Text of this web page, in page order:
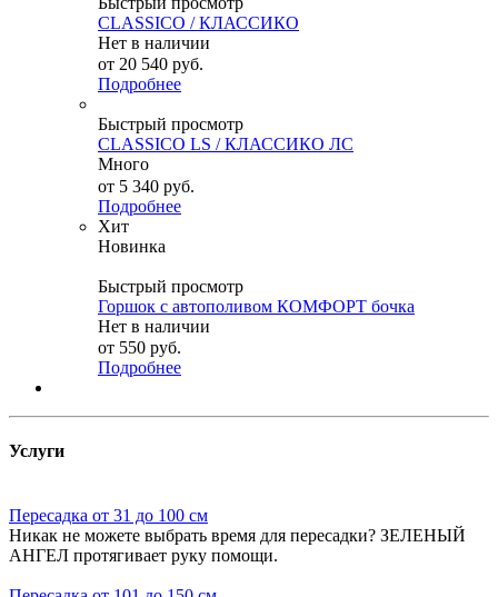
CLASSICO / КЛАССИКО
Нет в наличии
от 20 540 руб.
Подробнее
Быстрый просмотр
CLASSICO LS / КЛАССИКО ЛС
Много
от 5 340 руб.
Подробнее
Хит
Новинка
Быстрый просмотр
Горшок с автополивом КОМФОРТ бочка
Нет в наличии
от 550 руб.
Подробнее
Услуги
Пересадка от 31 до 100 см
Никак не можете выбрать время для пересадки? ЗЕЛЕНЫЙ
АНГЕЛ протягивает руку помощи.